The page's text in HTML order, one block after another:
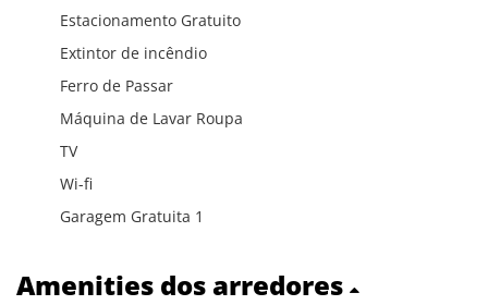
Estacionamento Gratuito
Extintor de incêndio
Ferro de Passar
Máquina de Lavar Roupa
TV
Wi-fi
Garagem Gratuita 1
Amenities dos arredores